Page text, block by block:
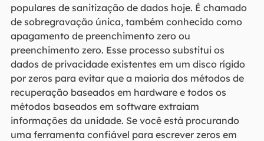
populares de sanitização de dados hoje. É chamado
de sobregravação única, também conhecido como
apagamento de preenchimento zero ou
preenchimento zero. Esse processo substitui os
dados de privacidade existentes em um disco rígido
por zeros para evitar que a maioria dos métodos de
recuperação baseados em hardware e todos os
métodos baseados em software extraiam
informações da unidade. Se você está procurando
uma ferramenta confiável para escrever zeros em